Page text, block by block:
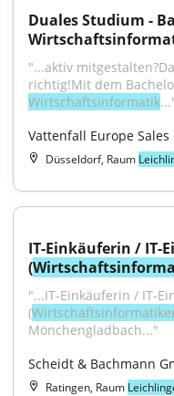
Duales Studium -
"...aktiv
Wirtschaftsinformatik
Vattenfall Europe Sales
Düsseldorf, Raum
IT-Einkäuferin / IT-
(
"...IT-Einkäuferin / IT-
(
Mönchengladbach..."
Scheidt & Bachmann
Ratingen, Raum